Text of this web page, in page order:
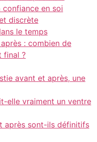
en soi
discrète
le temps
: combien de
final ?
avant et après, une
elle vraiment un ventre
après sont-ils définitifs